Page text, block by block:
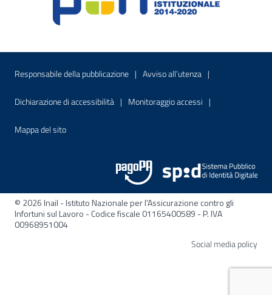
Menu di servizio
Responsabile della pubblicazione Sito interno - Apre in una nuova
Avviso all’utenza Sito interno -
Dichiarazione di accessibilità Sito interno - Apre in una nuova finestra
Monitoraggio accessi Sito interno -
Mappa del sitoSito interno - Apre nella stessa finestra
© 2026 Inail - Istituto Nazionale per l'Assicurazione contro gli
Infortuni sul Lavoro - Codice fiscale 01165400589 - P. IVA
00968951004
Social media policy